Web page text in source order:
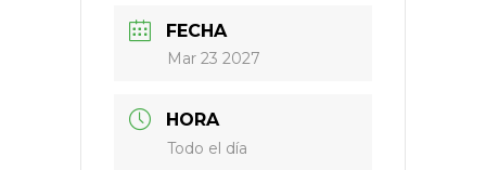
FECHA
Mar 23 2027
HORA
Todo el día